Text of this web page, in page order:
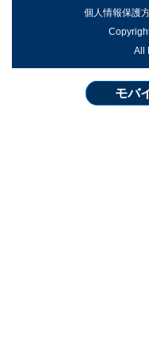
個人情報保護
All
モバ